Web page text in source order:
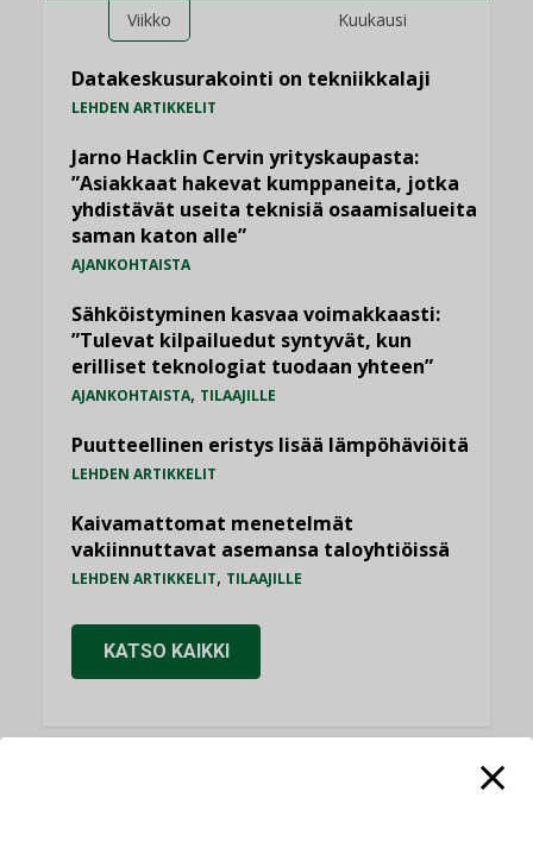
Viikko Kuukausi
Datakeskusurakointi on tekniikkalaji
LEHDEN ARTIKKELIT
Jarno Hacklin Cervin yrityskaupasta:
”Asiakkaat hakevat kumppaneita, jotka
yhdistävät useita teknisiä osaamisalueita
saman katon alle”
AJANKOHTAISTA
Sähköistyminen kasvaa voimakkaasti:
”Tulevat kilpailuedut syntyvät, kun
erilliset teknologiat tuodaan yhteen”
AJANKOHTAISTA, TILAAJILLE
Puutteellinen eristys lisää lämpöhäviöitä
LEHDEN ARTIKKELIT
Kaivamattomat menetelmät
vakiinnuttavat asemansa taloyhtiöissä
LEHDEN ARTIKKELIT, TILAAJILLE
KATSO KAIKKI